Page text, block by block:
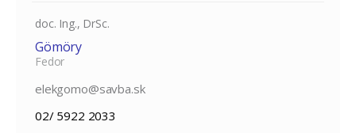
doc. Ing., DrSc.
Gömöry
Fedor
elekgomo@savba.sk
02/ 5922 2033